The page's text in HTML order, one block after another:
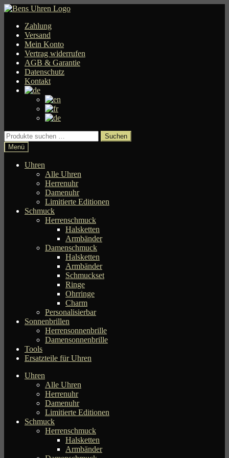
Zur
springen
Zum
springenZahlung
Versand
Mein Konto
Vertrag widerrufen
AGB & Garantie
Datenschutz
Kontakt
Suchen
nach:
Suchen
Menü
Uhren
Alle Uhren
Herrenuhr
Damenuhr
Limitierte Editionen
Schmuck
Herrenschmuck
Halsketten
Armbänder
Damenschmuck
Halsketten
Armbänder
Schmuckset
Ringe
Ohrringe
Charm
Personalisierbar
Sonnenbrillen
Herrensonnenbrille
Damensonnenbrille
Tools
Ersatzteile für Uhren
Uhren
Alle Uhren
Herrenuhr
Damenuhr
Limitierte Editionen
Schmuck
Herrenschmuck
Halsketten
Armbänder